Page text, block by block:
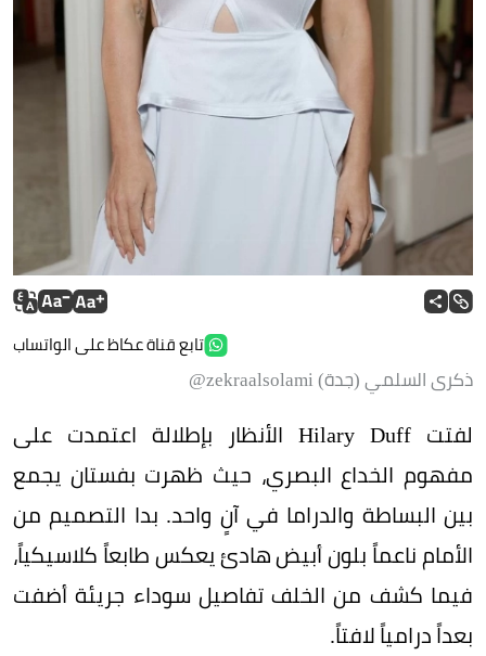
تابع قناة عكاظ على الواتساب
ذكرى السلمي (جدة) zekraalsolami@
لفتت Hilary Duff الأنظار بإطلالة اعتمدت على
مفهوم الخداع البصري، حيث ظهرت بفستان يجمع
بين البساطة والدراما في آنٍ واحد. بدا التصميم من
الأمام ناعماً بلون أبيض هادئ يعكس طابعاً كلاسيكياً،
فيما كشف من الخلف تفاصيل سوداء جريئة أضفت
بعداً درامياً لافتاً.